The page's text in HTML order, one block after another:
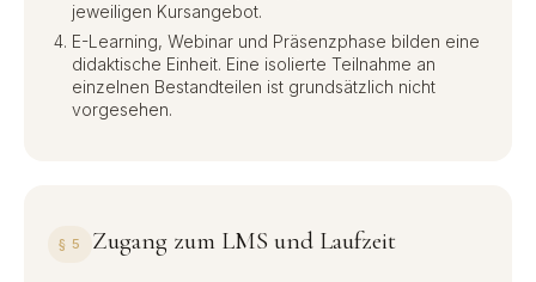
jeweiligen Kursangebot.
E-Learning, Webinar und Präsenzphase bilden eine
didaktische Einheit. Eine isolierte Teilnahme an
einzelnen Bestandteilen ist grundsätzlich nicht
vorgesehen.
§ 5 Zugang zum LMS und Laufzeit